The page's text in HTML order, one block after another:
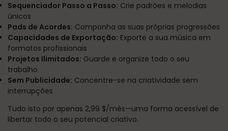
Sequenciador Passo a Passo: Crie padrões e melodias
únicos
Pads de Acordes: Componha as suas próprias progressões
Capacidades de Exportação: Exporte a sua música em
formatos profissionais
Projetos Ilimitados: Guarde e organize todo o seu
trabalho
Sem Publicidade: Concentre-se na criatividade sem
interrupções
Tudo isto por apenas 2,99 $/mês—uma forma acessível de
libertar todo o seu potencial criativo.